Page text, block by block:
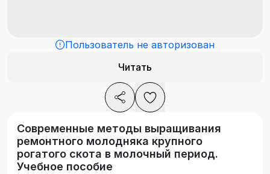
Пользователь не авторизован
Читать
Современные методы выращивания
ремонтного молодняка крупного
рогатого скота в молочный период.
Учебное пособие